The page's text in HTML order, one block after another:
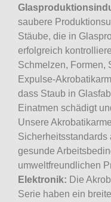
saubere
Stäube, die in
erfolgreich
Schmelzen, Formen,
Expulse-
dass Staub in
Einatmen schädigt
Unsere
Sicherheitsstandards
gesunde
umweltfreundlichen
Elektronik: Die
Serie haben ein